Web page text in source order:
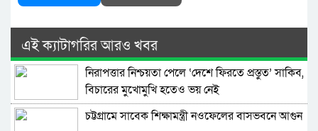
এই ক্যাটাগরির আরও খবর
নিরাপত্তার নিশ্চয়তা পেলে ‘দেশে ফিরতে প্রস্তুত’ সাকিব,
বিচারের মুখোমুখি হতেও ভয় নেই
চট্টগ্রামে সাবেক শিক্ষামন্ত্রী নওফেলের বাসভবনে আগুন